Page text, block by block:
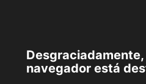
navegador está